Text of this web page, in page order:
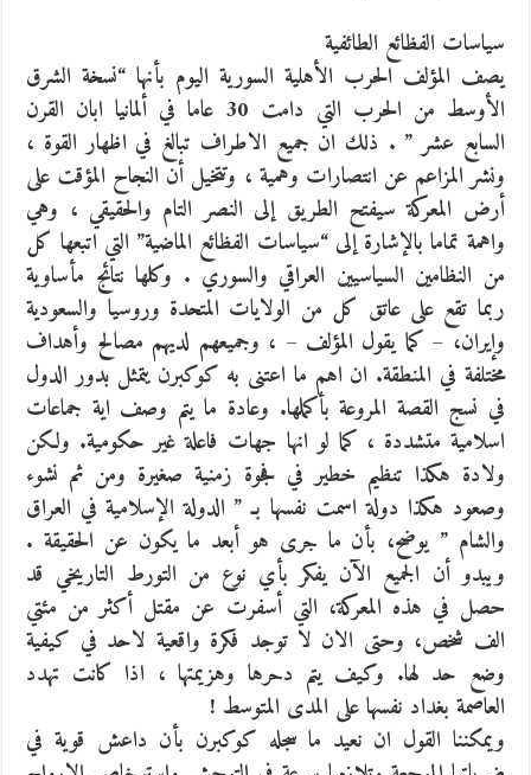
سياسات الفظائع الطائفية
يصف المؤلف الحرب الأهلية السورية اليوم بأنها “نسخة الشرق
الأوسط من الحرب التي دامت 30 عاما في ألمانيا ابان القرن
السابع عشر ” . ذلك ان جميع الاطراف تبالغ في اظهار القوة ،
ونشر المزاعم عن انتصارات وهمية ، وتتخيل أن النجاح المؤقت على
أرض المعركة سيفتح الطريق إلى النصر التام والحقيقي ، وهي
واهمة تماما بالإشارة إلى “سياسات الفظائع الماضية” التي اتبعها كل
من النظامين السياسيين العراقي والسوري . وكلها نتائج مأساوية
ربما تقع على عاتق كل من الولايات المتحدة وروسيا والسعودية
وإيران، – كما يقول المؤلف – ، وجميعهم لديهم مصالح وأهداف
مختلفة في المنطقة. ان اهم ما اعتنى به كوكبرن يتمثل بدور الدول
في نسج القصة المروعة بأكملها. وعادة ما يتم وصف اية جماعات
اسلامية متشددة ، كما لو انها جهات فاعلة غير حكومية. ولكن
ولادة هكذا تنظيم خطير في فجوة زمنية صغيرة ومن ثم نشوء
وصعود هكذا دولة اسمت نفسها بـ ” الدولة الإسلامية في العراق
والشام ” يوضح، بأن ما جرى هو أبعد ما يكون عن الحقيقة .
ويبدو أن الجميع الآن يفكر بأي نوع من التورط التاريخي قد
حصل في هذه المعركة، التي أسفرت عن مقتل أكثر من مئتي
الف شخص، وحتى الان لا توجد فكرة واقعية لاحد في كيفية
وضع حد لها. وكيف يتم دحرها وهزيمتها ، اذا كانت تهدد
العاصمة بغداد نفسها على المدى المتوسط !
ويمكننا القول ان نعيد ما سجله كوكبرن بأن داعش قوية في